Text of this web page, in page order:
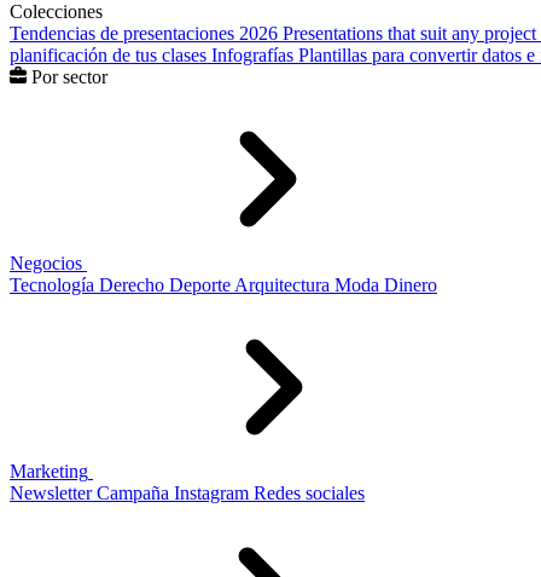
Colecciones
Tendencias de presentaciones 2026 Presentations that suit any project
planificación de tus clases Infografías Plantillas para convertir datos
Por sector
Negocios
Tecnología Derecho Deporte Arquitectura Moda Dinero
Marketing
Newsletter Campaña Instagram Redes sociales